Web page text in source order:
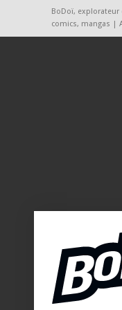
BoDoï, explorateur
comics, mangas |